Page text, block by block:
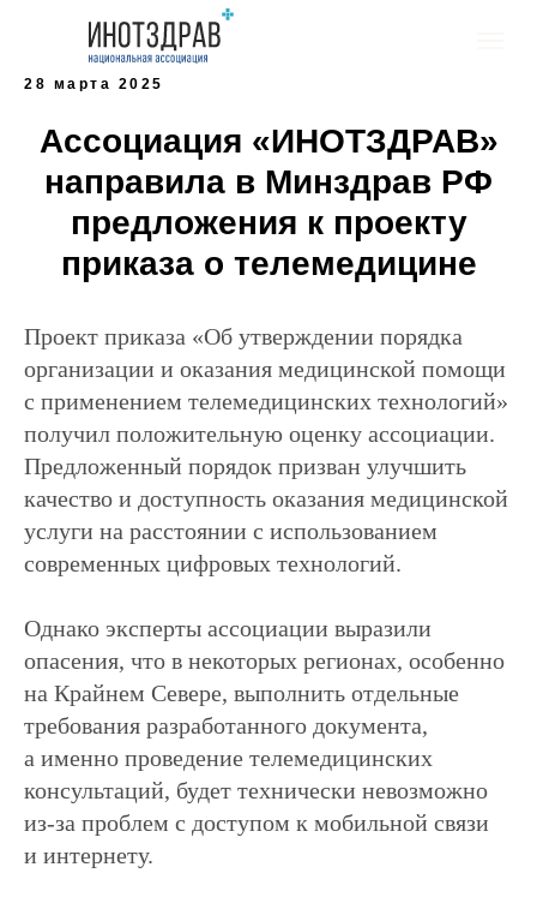
28 марта 2025
Ассоциация «ИНОТЗДРАВ»
направила в Минздрав РФ
предложения к проекту
приказа о телемедицине
Проект приказа «Об утверждении порядка
организации и оказания медицинской помощи
с применением телемедицинских технологий»
получил положительную оценку ассоциации.
Предложенный порядок призван улучшить
качество и доступность оказания медицинской
услуги на расстоянии с использованием
современных цифровых технологий.
Однако эксперты ассоциации выразили
опасения, что в некоторых регионах, особенно
на Крайнем Севере, выполнить отдельные
требования разработанного документа,
а именно проведение телемедицинских
консультаций, будет технически невозможно
из-за проблем с доступом к мобильной связи
и интернету.